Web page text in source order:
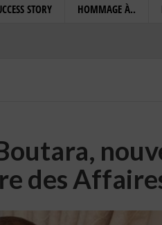
STORY HOMMAGE À..
des